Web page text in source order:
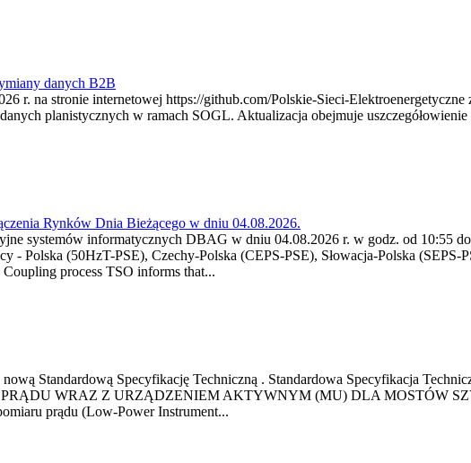
danych B2B
r. na stronie internetowej https://github.com/Polskie-Sieci-
planistycznych w ramach SOGL. Aktualizacja obejmuje
Rynków Dnia Bieżącego w dniu 04.08.2026.
systemów informatycznych DBAG w dniu 04.08.2026 r. w godz. od 10:55
- Polska (50HzT-PSE), Czechy-Polska (CEPS-PSE), Słowacja-Polska
process TSO informs that...
nową Standardową Specyfikację Techniczną . Standardowa Specyfikacja
WRAZ Z URZĄDZENIEM AKTYWNYM (MU) DLA MOSTÓW
prądu (Low-Power Instrument...